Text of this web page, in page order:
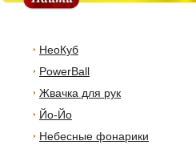
НеоКуб
PowerBall
Жвачка для рук
Йо-Йо
Небесные фонарики